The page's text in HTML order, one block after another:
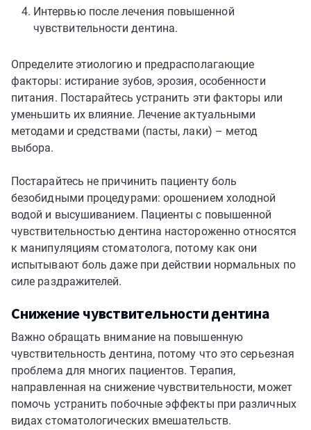
Интервью после лечения повышенной
чувствительности дентина.
Определите этиологию и предрасполагающие
факторы: истирание зубов, эрозия, особенности
питания. Постарайтесь устранить эти факторы или
уменьшить их влияние. Лечение актуальными
методами и средствами (пасты, лаки) – метод
выбора.
Постарайтесь не причинить пациенту боль
безобидными процедурами: орошением холодной
водой и высушиванием. Пациенты с повышенной
чувствительностью дентина настороженно относятся
к манипуляциям стоматолога, потому как они
испытывают боль даже при действии нормальных по
силе раздражителей.
Снижение чувствительности дентина
Важно обращать внимание на повышенную
чувствительность дентина, потому что это серьезная
проблема для многих пациентов. Терапия,
направленная на снижение чувствительности, может
помочь устранить побочные эффекты при различных
видах стоматологических вмешательств.